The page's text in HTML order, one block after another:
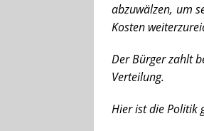
abzuwälzen, um
Kosten
Der Bürger zahlt
Verteilung.
Hier ist die Politik